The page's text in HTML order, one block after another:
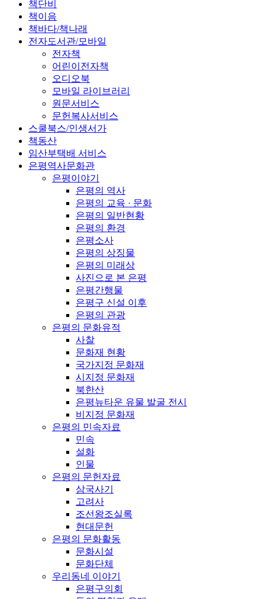
책단비
책이음
책바다/책나래
전자도서관/모바일
전자책
어린이전자책
오디오북
모바일 라이브러리
원문서비스
문헌복사서비스
스쿨북스/인생서가
책동산
임산부택배 서비스
은평역사문화관
은평이야기
은평의 역사
은평의 교육 · 문화
은평의 일반현황
은평의 환경
은평소사
은평의 상징물
은평의 미래상
사진으로 본 은평
은평간행물
은평구 신설 이후
은평의 관광
은평의 문화유적
사찰
문화재 현황
국가지정 문화재
시지정 문화재
북한산
은평뉴타운 유물 발굴 전시
비지정 문화재
은평의 민속자료
민속
설화
인물
은평의 문헌자료
삼국사기
고려사
조선왕조실록
현대문헌
은평의 문화활동
문화시설
문화단체
우리동네 이야기
은평구의회